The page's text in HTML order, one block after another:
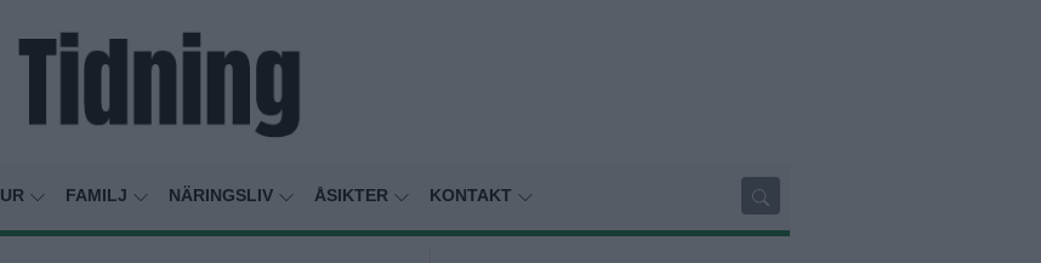
FAMILJ NÄRINGSLIV ÅSIKTER KONTAKT